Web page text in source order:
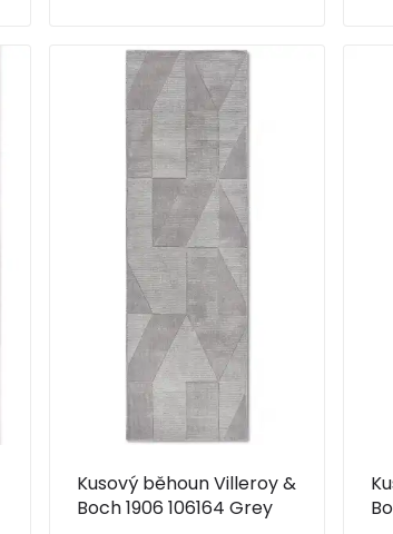
Kusový běhoun Villeroy &
Boch 1906 106164 Grey